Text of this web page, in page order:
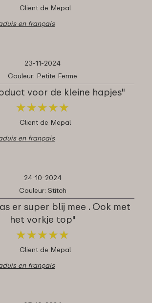
Client de Mepal
en français
23-11-2024
Couleur: Petite Ferme
voor de kleine hapjes"
★★★★★
★★★★★
Client de Mepal
en français
24-10-2024
Couleur: Stitch
er super blij mee . Ook met
het vorkje top"
★★★★★
★★★★★
Client de Mepal
en français